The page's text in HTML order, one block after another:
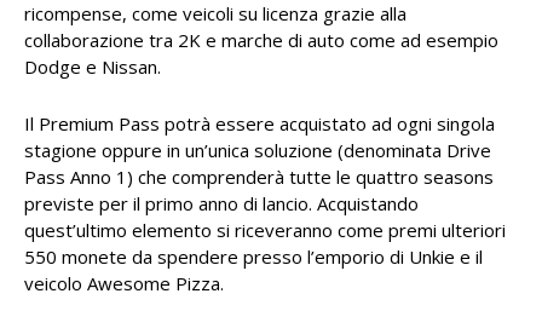
ricompense, come veicoli su licenza grazie alla
collaborazione tra 2K e marche di auto come ad esempio
Dodge e Nissan.
Il Premium Pass potrà essere acquistato ad ogni singola
stagione oppure in un’unica soluzione (denominata Drive
Pass Anno 1) che comprenderà tutte le quattro seasons
previste per il primo anno di lancio. Acquistando
quest’ultimo elemento si riceveranno come premi ulteriori
550 monete da spendere presso l’emporio di Unkie e il
veicolo Awesome Pizza.